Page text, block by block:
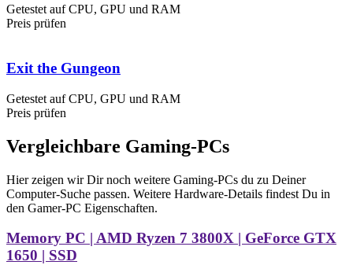
Getestet auf CPU, GPU und RAM
Preis prüfen
Exit the Gungeon
Getestet auf CPU, GPU und RAM
Preis prüfen
Vergleichbare Gaming-PCs
Hier zeigen wir Dir noch weitere Gaming-PCs du zu Deiner
Computer-Suche passen. Weitere Hardware-Details findest Du in
den Gamer-PC Eigenschaften.
Memory PC | AMD Ryzen 7 3800X | GeForce GTX
1650 | SSD